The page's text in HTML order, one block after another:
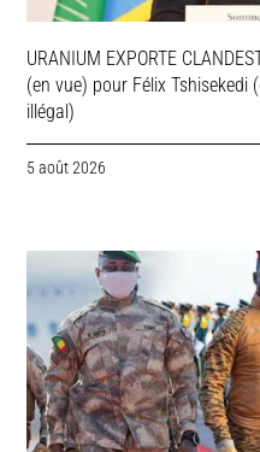
URANIUM EXPORTE
(en vue) pour Félix
illégal)
5 août 2026